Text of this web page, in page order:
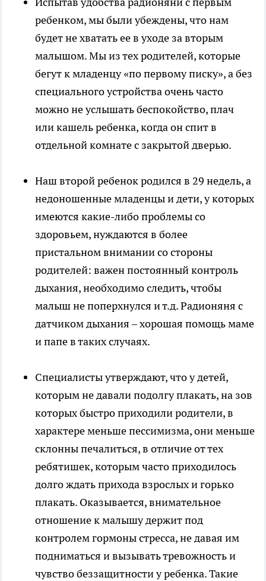
ребенком, мы были убеждены, что нам
будет не хватать ее в уходе за вторым
малышом. Мы из тех родителей, которые
бегут к младенцу «по первому писку», а без
специального устройства очень часто
можно не услышать беспокойство, плач
или кашель ребенка, когда он спит в
отдельной комнате с закрытой дверью.
Наш второй ребенок родился в 29 недель, а
недоношенные младенцы и дети, у которых
имеются какие-либо проблемы со
здоровьем, нуждаются в более
пристальном внимании со стороны
родителей: важен постоянный контроль
дыхания, необходимо следить, чтобы
малыш не поперхнулся и т.д. Радионяня с
датчиком дыхания – хорошая помощь маме
и папе в таких случаях.
Специалисты утверждают, что у детей,
которым не давали подолгу плакать, на зов
которых быстро приходили родители, в
характере меньше пессимизма, они меньше
склонны печалиться, в отличие от тех
ребятишек, которым часто приходилось
долго ждать прихода взрослых и горько
плакать. Оказывается, внимательное
отношение к малышу держит под
контролем гормоны стресса, не давая им
подниматься и вызывать тревожность и
чувство беззащитности у ребенка. Такие